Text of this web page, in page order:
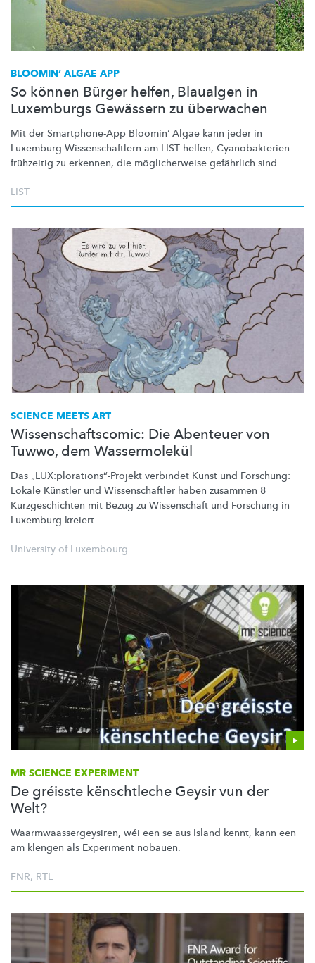
BLOOMIN‘ ALGAE APP
So können Bürger helfen, Blaualgen in
Luxemburgs Gewässern zu überwachen
Mit der Smartphone-App Bloomin‘ Algae kann jeder in
Luxemburg Wissenschaftlern am LIST helfen, Cyanobakterien
frühzeitig zu erkennen, die möglicherweise gefährlich sind.
LIST
SCIENCE MEETS ART
Wissenschaftscomic: Die Abenteuer von
Tuwwo, dem Wassermolekül
Das „LUX:plorations“-Projekt verbindet Kunst und Forschung:
Lokale Künstler und Wissenschaftler haben zusammen 8
Kurzgeschichten mit Bezug zu Wissenschaft und Forschung in
Luxemburg kreiert.
University of Luxembourg
MR SCIENCE EXPERIMENT
De gréisste kënschtleche Geysir vun der
Welt?
Waarmwaassergeysiren, wéi een se aus Island kennt, kann een
am klengen als Experiment nobauen.
FNR, RTL